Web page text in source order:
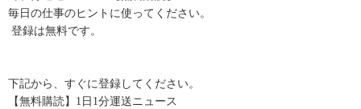
毎日の仕事のヒントに使ってください。
登録は無料です。
下記から、すぐに登録してください。
【無料購読】1日1分運送ニュース